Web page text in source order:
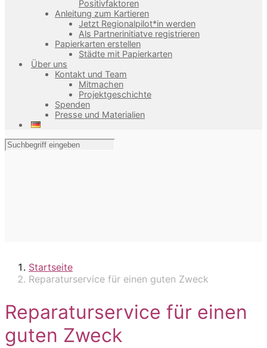
Positivfaktoren
Anleitung zum Kartieren
Jetzt Regionalpilot*in werden
Als Partnerinitiatve registrieren
Papierkarten erstellen
Städte mit Papierkarten
Über uns
Kontakt und Team
Mitmachen
Projektgeschichte
Spenden
Presse und Materialien
Startseite
Reparaturservice für einen guten Zweck
Reparaturservice für einen
guten Zweck